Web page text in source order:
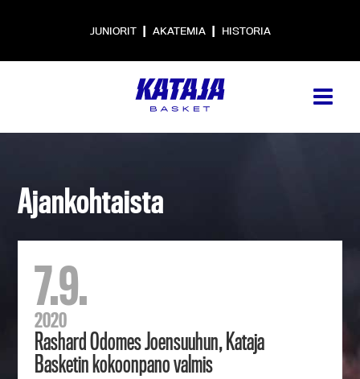
JUNIORIT | AKATEMIA | HISTORIA
Ajankohtaista
7.9.
2020
Rashard Odomes Joensuuhun, Kataja
Basketin kokoonpano valmis